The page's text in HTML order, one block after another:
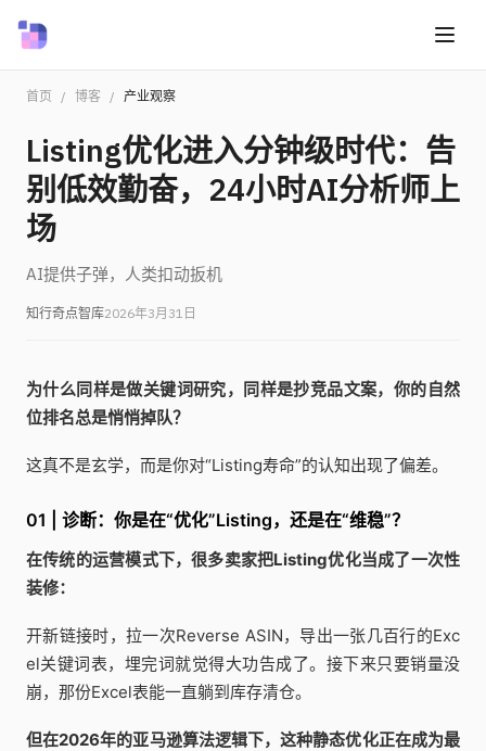
首页 / 博客 / 产业观察
Listing优化进入分钟级时代：告
别低效勤奋，24小时AI分析师上
场
AI提供子弹，人类扣动扳机
知行奇点智库2026年3月31日
为什么同样是做关键词研究，同样是抄竞品文案，你的自然
位排名总是悄悄掉队？
这真不是玄学，而是你对“Listing寿命”的认知出现了偏差。
01 | 诊断：你是在“优化”Listing，还是在“维稳”？
在传统的运营模式下，很多卖家把Listing优化当成了一次性
装修：
开新链接时，拉一次Reverse ASIN，导出一张几百行的Exc
el关键词表，埋完词就觉得大功告成了。接下来只要销量没
崩，那份Excel表能一直躺到库存清仓。
但在2026年的亚马逊算法逻辑下，这种静态优化正在成为最